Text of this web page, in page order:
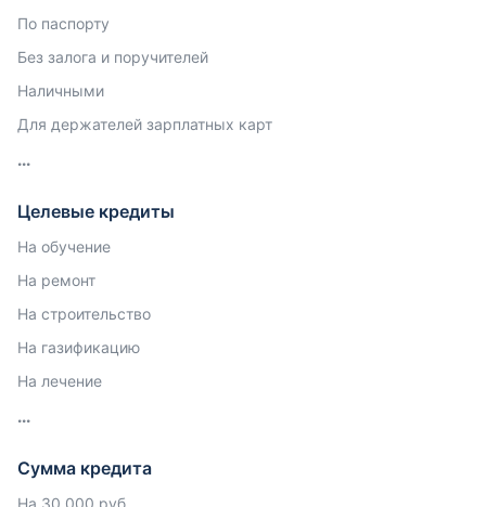
По паспорту
Без залога и поручителей
Наличными
Для держателей зарплатных карт
Целевые кредиты
На обучение
На ремонт
На строительство
На газификацию
На лечение
Сумма кредита
На 30 000 руб